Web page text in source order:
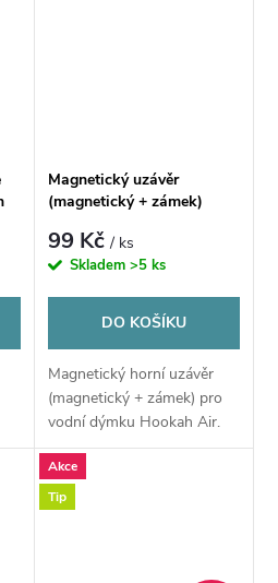
Magnetický uzávěr
(magnetický + zámek)
Fumytech
99 Kč/ ks
Skladem >5 ks
DO KOŠÍKU
Magnetický horní uzávěr
(magnetický + zámek) pro
vodní dýmku Hookah Air.
Akce
Tip